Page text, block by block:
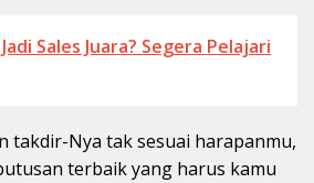
Sales Juara? Segera Pelajari
takdir-Nya tak sesuai harapanmu,
terbaik yang harus kamu